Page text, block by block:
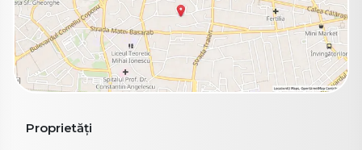
Proprietăți